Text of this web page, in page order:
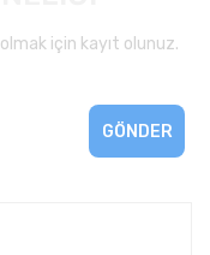
için kayıt olunuz.
GÖNDER